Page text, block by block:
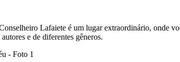
Lafaiete é um lugar extraordinário, onde
e de diferentes gêneros.